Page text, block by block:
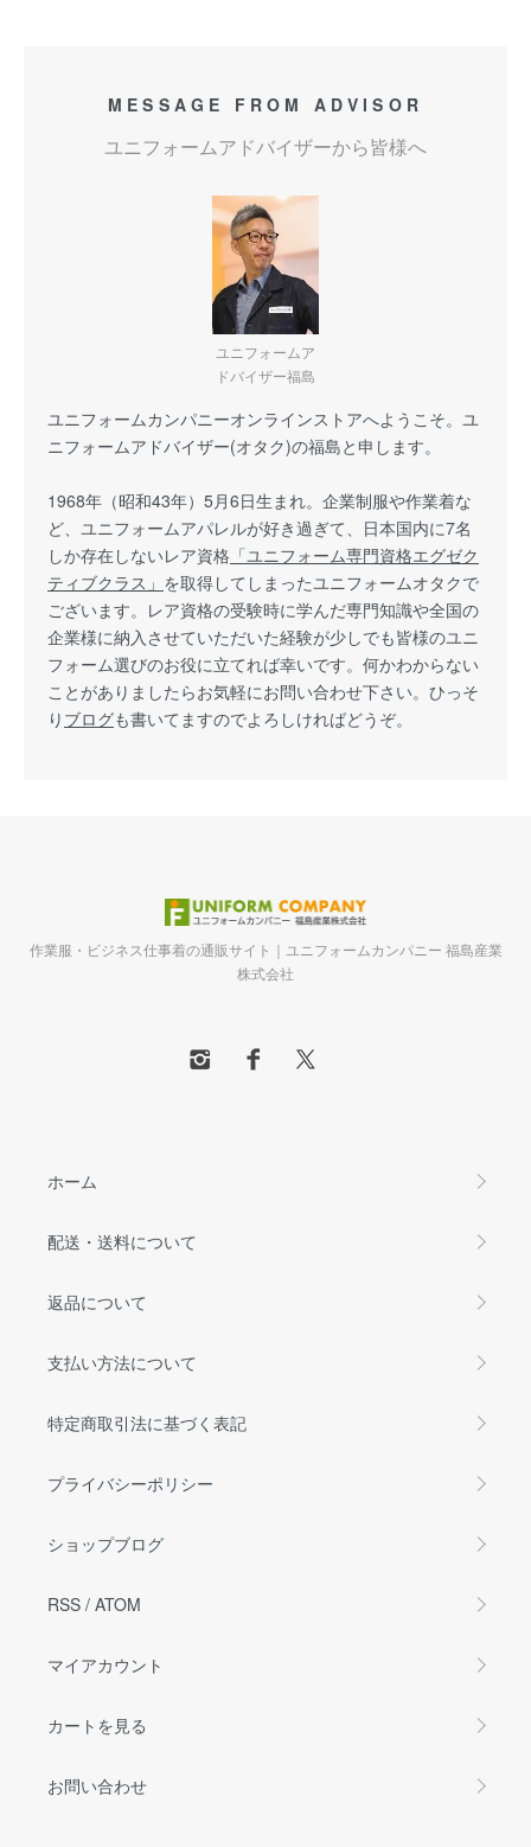
MESSAGE FROM ADVISOR
ユニフォームアドバイザーから皆様へ
ユニフォームア
ドバイザー福島
ユニフォームカンパニーオンラインストアへようこそ。ユ
ニフォームアドバイザー(オタク)の福島と申します。
1968年（昭和43年）5月6日生まれ。企業制服や作業着な
ど、ユニフォームアパレルが好き過ぎて、日本国内に7名
しか存在しないレア資格 「ユニフォーム専門資格エグゼク
ティブクラス」 を取得してしまったユニフォームオタクで
ございます。レア資格の受験時に学んだ専門知識や全国の
企業様に納入させていただいた経験が少しでも皆様のユニ
フォーム選びのお役に立てれば幸いです。何かわからない
ことがありましたらお気軽にお問い合わせ下さい。ひっそ
り ブログも書いてますのでよろしければどうぞ。
作業服・ビジネス仕事着の通販サイト｜ユニフォームカンパニー 福島産業
株式会社
ホーム
配送・送料について
返品について
支払い方法について
特定商取引法に基づく表記
プライバシーポリシー
ショップブログ
RSS / ATOM
マイアカウント
カートを見る
お問い合わせ